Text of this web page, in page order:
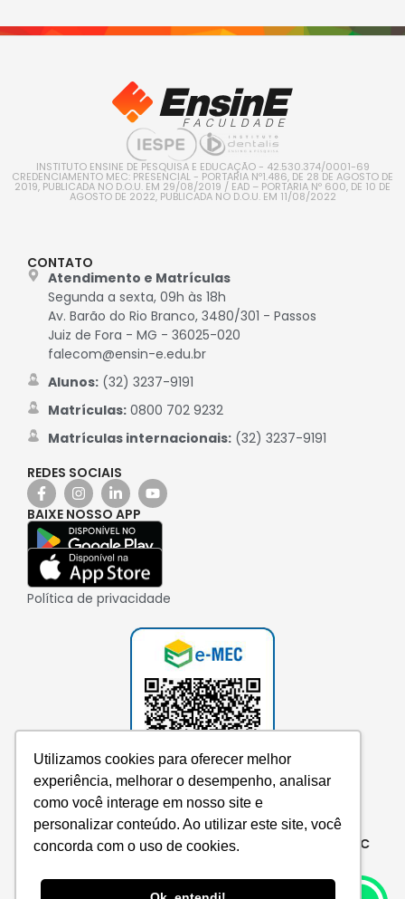
Utilizamos cookies para oferecer melhor
experiência, melhorar o desempenho, analisar
como você interage em nosso site e
personalizar conteúdo. Ao utilizar este site, você
concorda com o uso de cookies.
INSTITUTO ENSINE DE PESQUISA E EDUCAÇÃO - 42.530.374/0001-69
CREDENCIAMENTO MEC: PRESENCIAL - PORTARIA Nº1.486, DE 28 DE AGOSTO DE
2019, PUBLICADA NO D.O.U. EM 29/08/2019 / EAD – PORTARIA Nº 600, DE 10 DE
AGOSTO DE 2022, PUBLICADA NO D.O.U. EM 11/08/2022
CONTATO
Atendimento e Matrículas
Segunda a sexta, 09h às 18h
Av. Barão do Rio Branco, 3480/301 - Passos
Juiz de Fora - MG - 36025-020
falecom@ensin-e.edu.br
Alunos:(32) 3237-9191
Matrículas:0800 702 9232
Matrículas internacionais:(32) 3237-9191
REDES SOCIAIS
BAIXE NOSSO APP
Política de privacidade
Consulte aqui o cadastro da instituição no e-MEC